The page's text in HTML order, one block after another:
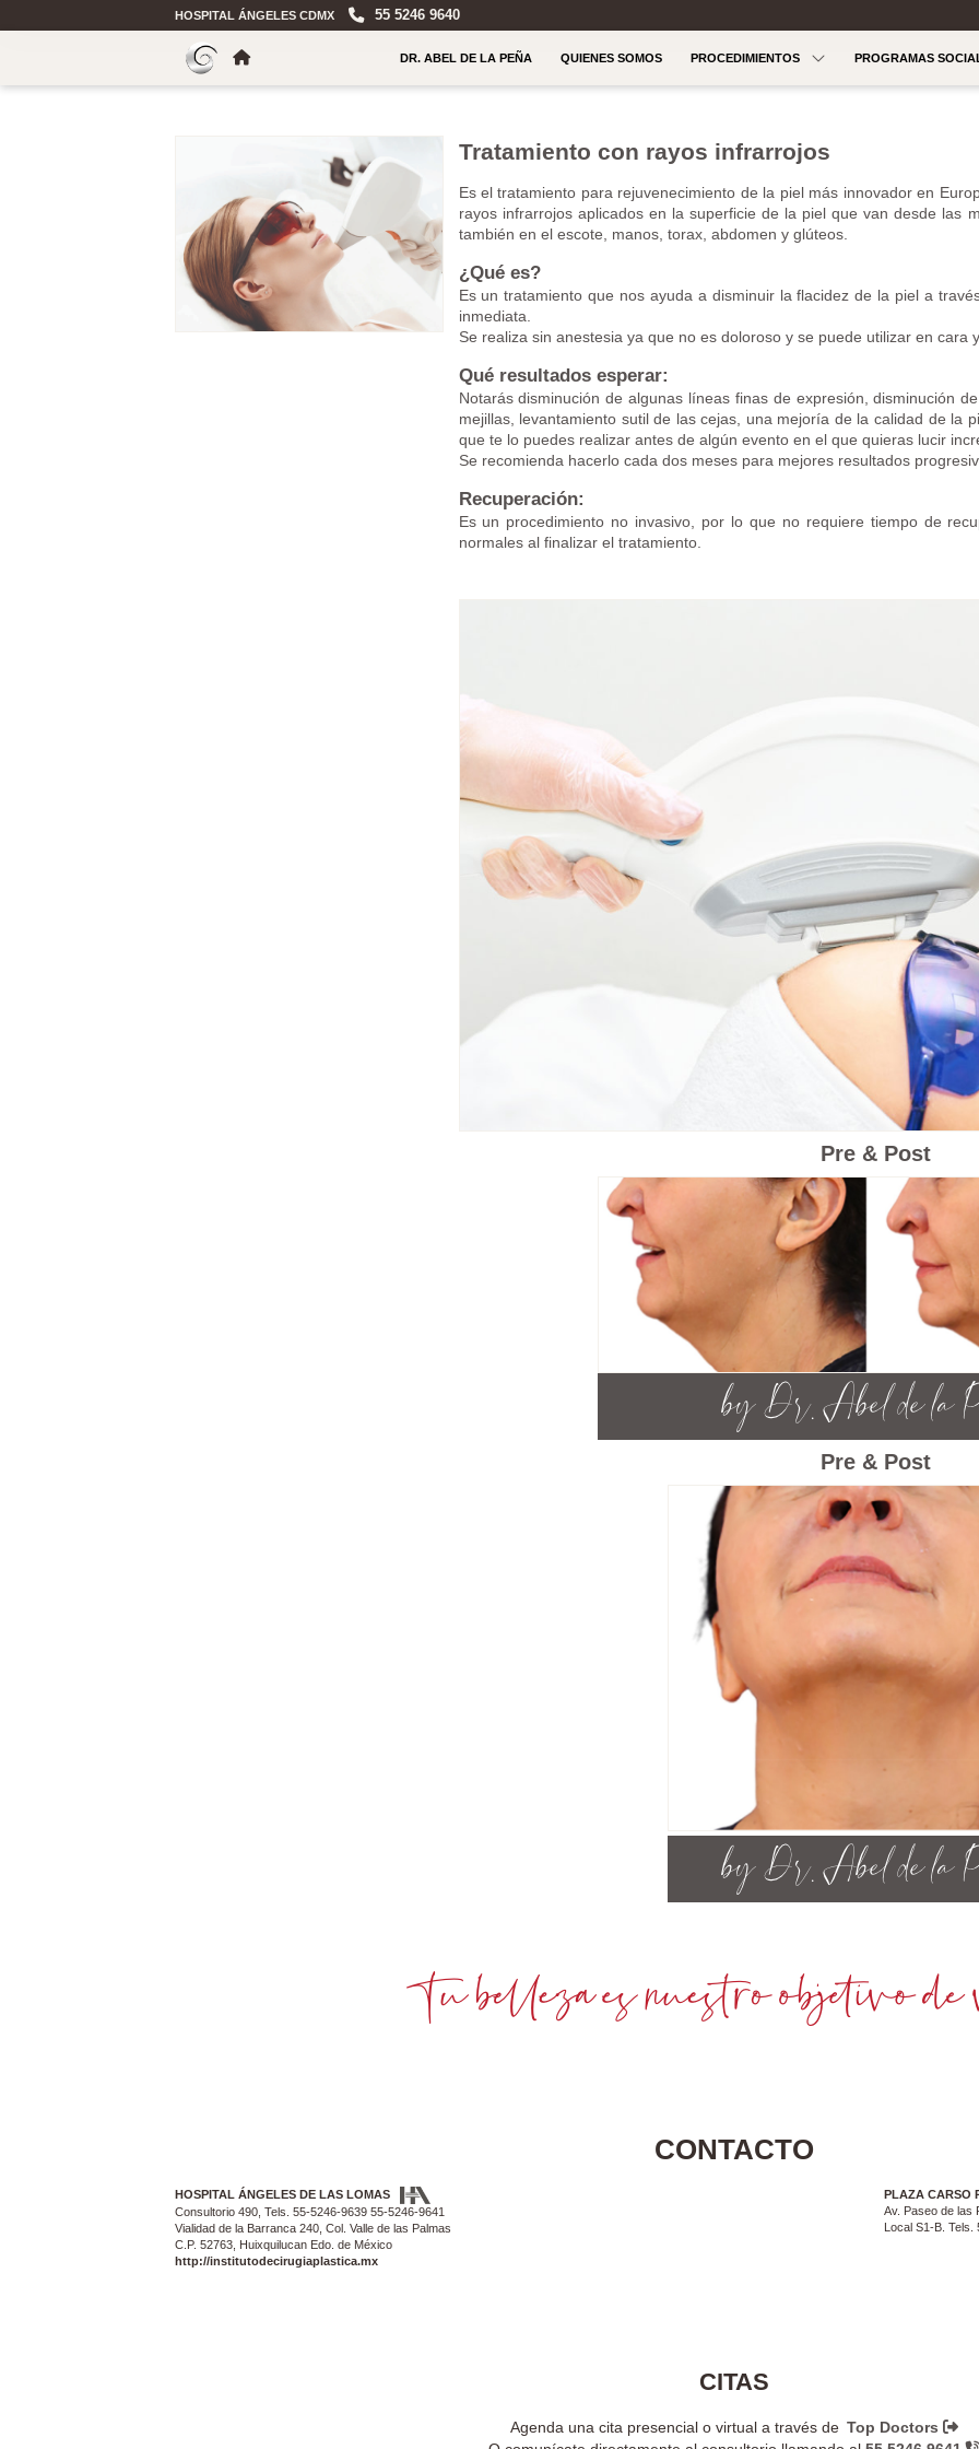
HOSPITAL ÁNGELES CDMX 55 5246 9640
DR. ABEL DE LA PEÑA QUIENES SOMOS PROCEDIMIENTOS PROGRAMAS
Tratamiento con rayos infrarrojos
Es el tratamiento para rejuvenecimiento de la piel más innovador en
rayos infrarrojos aplicados en la superficie de la piel que van desde las
también en el escote, manos, torax, abdomen y glúteos.
¿Qué es?
Es un tratamiento que nos ayuda a disminuir la flacidez de la piel a
inmediata.
Se realiza sin anestesia ya que no es doloroso y se puede utilizar en cara
Qué resultados esperar:
Notarás disminución de algunas líneas finas de expresión, disminución
mejillas, levantamiento sutil de las cejas, una mejoría de la calidad de la
que te lo puedes realizar antes de algún evento en el que quieras lucir
Se recomienda hacerlo cada dos meses para mejores resultados
Recuperación:
Es un procedimiento no invasivo, por lo que no requiere tiempo de
normales al finalizar el tratamiento.
Pre & Post
Pre & Post
CONTACTO
HOSPITAL ÁNGELES DE LAS LOMAS
Consultorio 490, Tels. 55-5246-9639 55-5246-9641
Vialidad de la Barranca 240, Col. Valle de las Palmas
C.P. 52763, Huixquilucan Edo. de México
http://institutodecirugiaplastica.mx
PLAZA CARSO
Av. Paseo de las
Local S1-B.
CITAS
Agenda una cita presencial o virtual a través de Top Doctors